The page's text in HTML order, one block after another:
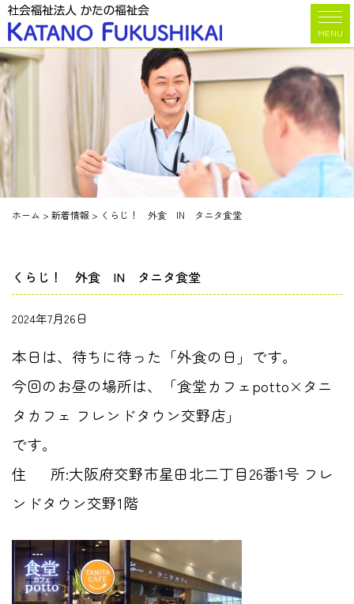
MENU
ホーム > 新着情報 > くらじ！ 外食 IN タニタ食堂
くらじ！ 外食 IN タニタ食堂
2024年7月26日
本日は、待ちに待った「外食の日」です。
今回のお昼の場所は、「食堂カフェpotto×タニ
タカフェ フレンドタウン交野店」
です。
住 所:大阪府交野市星田北二丁目26番1号 フレ
ンドタウン交野1階